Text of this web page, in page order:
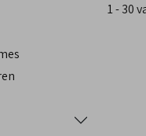
1 - 30